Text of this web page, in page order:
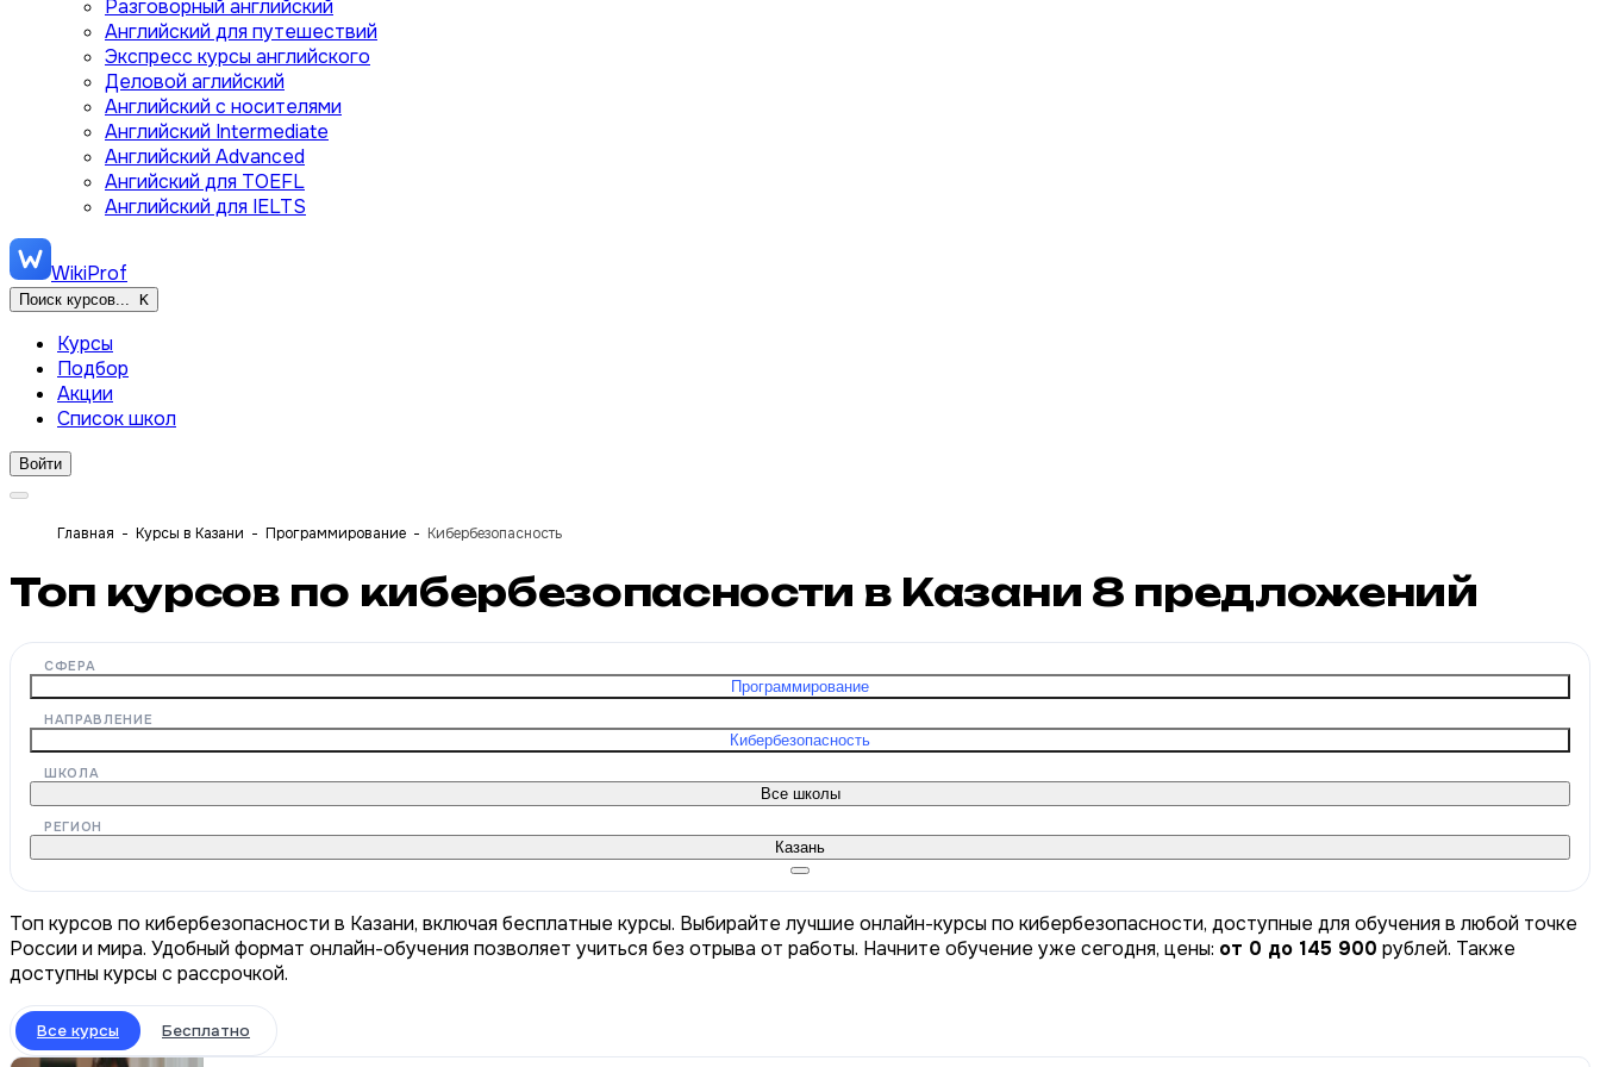
Разговорный английский
Английский для путешествий
Экспресс курсы английского
Деловой аглийский
Английский с носителями
Английский Intermediate
Английский Advanced
Ангийский для TOEFL
Английский для IELTS
WikiProf
Поиск курсов... K
Курсы
Подбор
Акции
Список школ
Войти
Главная Курсы в Казани Программирование Кибербезопасность
Топ курсов по кибербезопасности в Казани 8 предложений
СФЕРА
Программирование
НАПРАВЛЕНИЕ
Кибербезопасность
ШКОЛА
Все школы
РЕГИОН
Казань
Топ курсов по кибербезопасности в Казани, включая бесплатные курсы. Выбирайте лучшие онлайн-курсы по кибербезопасности, доступные для обучения в любой точке
России и мира. Удобный формат онлайн-обучения позволяет учиться без отрыва от работы. Начните обучение уже сегодня, цены: от 0 до 145 900 рублей. Также
доступны курсы с рассрочкой.
Все курсы Бесплатно